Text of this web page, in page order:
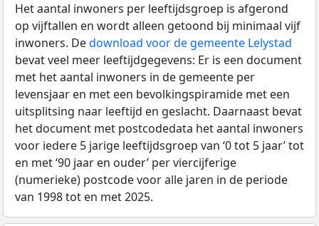
Het aantal inwoners per leeftijdsgroep is afgerond
op vijftallen en wordt alleen getoond bij minimaal vijf
inwoners. Dedownload voor de gemeente Lelystad
bevat veel meer leeftijdgegevens: Er is een document
met het aantal inwoners in de gemeente per
levensjaar en met een bevolkingspiramide met een
uitsplitsing naar leeftijd en geslacht. Daarnaast bevat
het document met postcodedata het aantal inwoners
voor iedere 5 jarige leeftijdsgroep van ‘0 tot 5 jaar’ tot
en met ‘90 jaar en ouder’ per viercijferige
(numerieke) postcode voor alle jaren in de periode
van 1998 tot en met 2025.